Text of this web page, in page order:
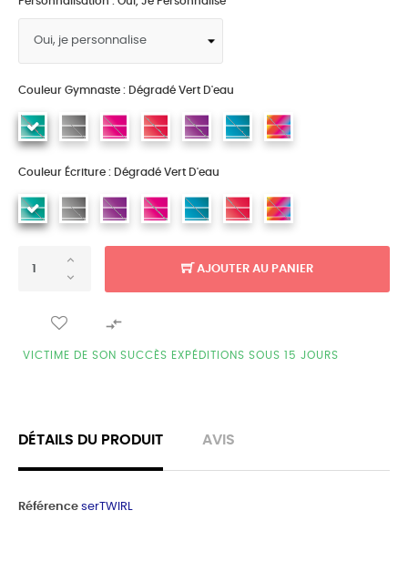
Couleur Gymnaste : Dégradé Vert D'eau
Couleur Écriture : Dégradé Vert D'eau
AJOUTER AU PANIER

VICTIME DE SON SUCCÈS EXPÉDITIONS SOUS 15 JOURS
DÉTAILS DU PRODUIT AVIS
Référence serTWIRL